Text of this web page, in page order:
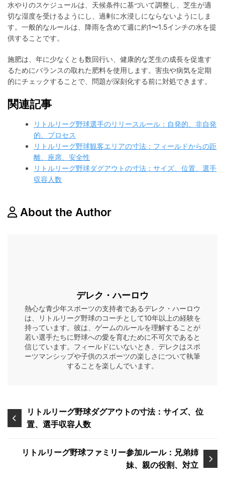
水やりのスケジュールは、天候条件に基づいて調整し、芝生が適
切な湿度を受けるようにし、過剰に水浸しにならないようにしま
す。一般的なルールは、降雨を含めて週に約1〜1.5インチの水を提
供することです。
施肥は、年に少なくとも数回行い、健康的な芝生の成長を促進す
るためにバランスの取れた肥料を使用します。害虫や病気を定期
的にチェックすることで、問題が深刻化する前に対処できます。
関連記事
リトルリーグ野球選手のリリースルール：自発的、非自発
的、プロセス
リトルリーグ野球観客エリアの寸法：フィールドからの距
離、座席、安全性
リトルリーグ野球ダグアウトの寸法：サイズ、位置、選手
収容人数
About the Author
デレク・ハーロウ
熱心な青少年スポーツの支持者であるデレク・ハーロウ
は、リトルリーグ野球のコーチとして10年以上の経験を
持っています。彼は、ゲームのルールを理解することが
若い選手たちに野球への愛を育むために不可欠であると
信じています。フィールドにいないとき、デレクはスポ
ーツマンシップや子供のスポーツの楽しさについて執筆
することを楽しんでいます。
Post
navigation
リトルリーグ野球ダグアウトの寸法：サイズ、位
置、選手収容人数
リトルリーグ野球ファミリー参加ルール：兄弟姉
妹、親の役割、対立